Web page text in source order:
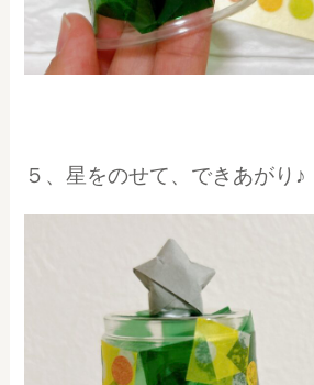
５、星をのせて、できあがり♪